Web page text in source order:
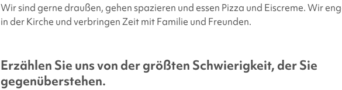
Wir sind gerne draußen, gehen spazieren und essen Pizza und Eiscreme. Wir
in der Kirche und verbringen Zeit mit Familie und Freunden.
Erzählen Sie uns von der größten Schwierigkeit, der Sie
gegenüberstehen.